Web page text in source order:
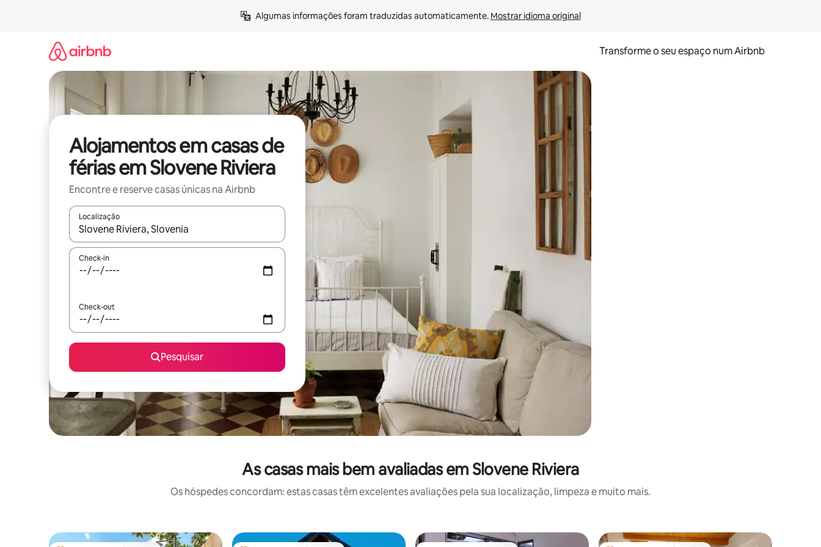
Algumas informações foram traduzidas automaticamente. Mostrar idioma original
Transforme o seu espaço num Airbnb
Alojamentos em casas de
férias em Slovene Riviera
Encontre e reserve casas únicas na Airbnb
Localização
Quando os resultados estiverem disponíveis, navegue com as teclas de seta para cima e para baixo ou explore com gestos de toque ou deslize.
Check-in
Check-out
Pesquisar
As casas mais bem avaliadas em Slovene Riviera
Os hóspedes concordam: estas casas têm excelentes avaliações pela sua localização, limpeza e muito mais.